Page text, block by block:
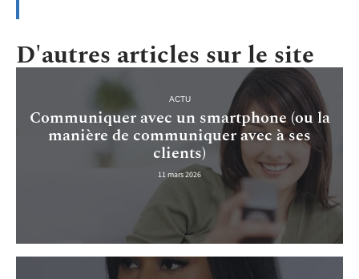
D'autres articles sur le site
ACTU
Communiquer avec un smartphone (ou la
manière de communiquer avec à ses
clients)
11 mars 2026